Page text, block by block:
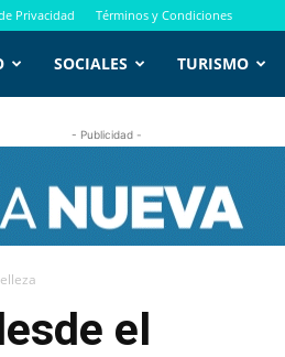
Privacidad Términos y Condiciones
SOCIALES TURISMO
- Publicidad -
el